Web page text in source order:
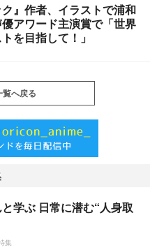
ク』作者、イラストで浦和
アワード主演賞で「世界
を目指して！」
覧へ戻る
学ぶ 日常に潜む“人身取
集